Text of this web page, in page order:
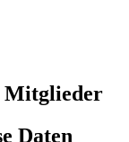
Mitglieder
Daten